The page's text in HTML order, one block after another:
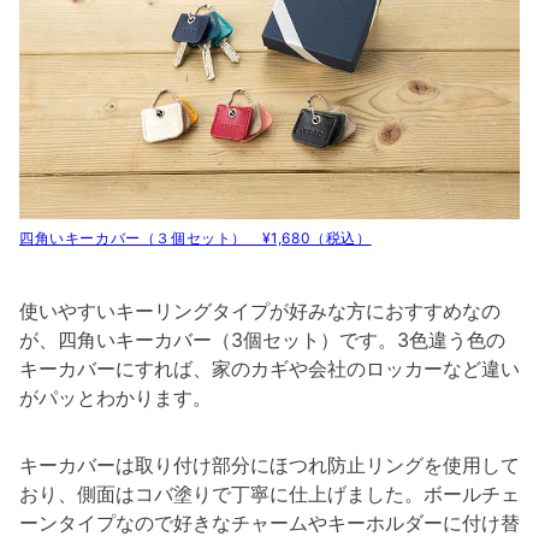
四角いキーカバー（３個セット） ¥1,680（税込）
使いやすいキーリングタイプが好みな方におすすめなの
が、四角いキーカバー（3個セット）です。3色違う色の
キーカバーにすれば、家のカギや会社のロッカーなど違い
がパッとわかります。
キーカバーは取り付け部分にほつれ防止リングを使用して
おり、側面はコバ塗りで丁寧に仕上げました。ボールチェ
ーンタイプなので好きなチャームやキーホルダーに付け替